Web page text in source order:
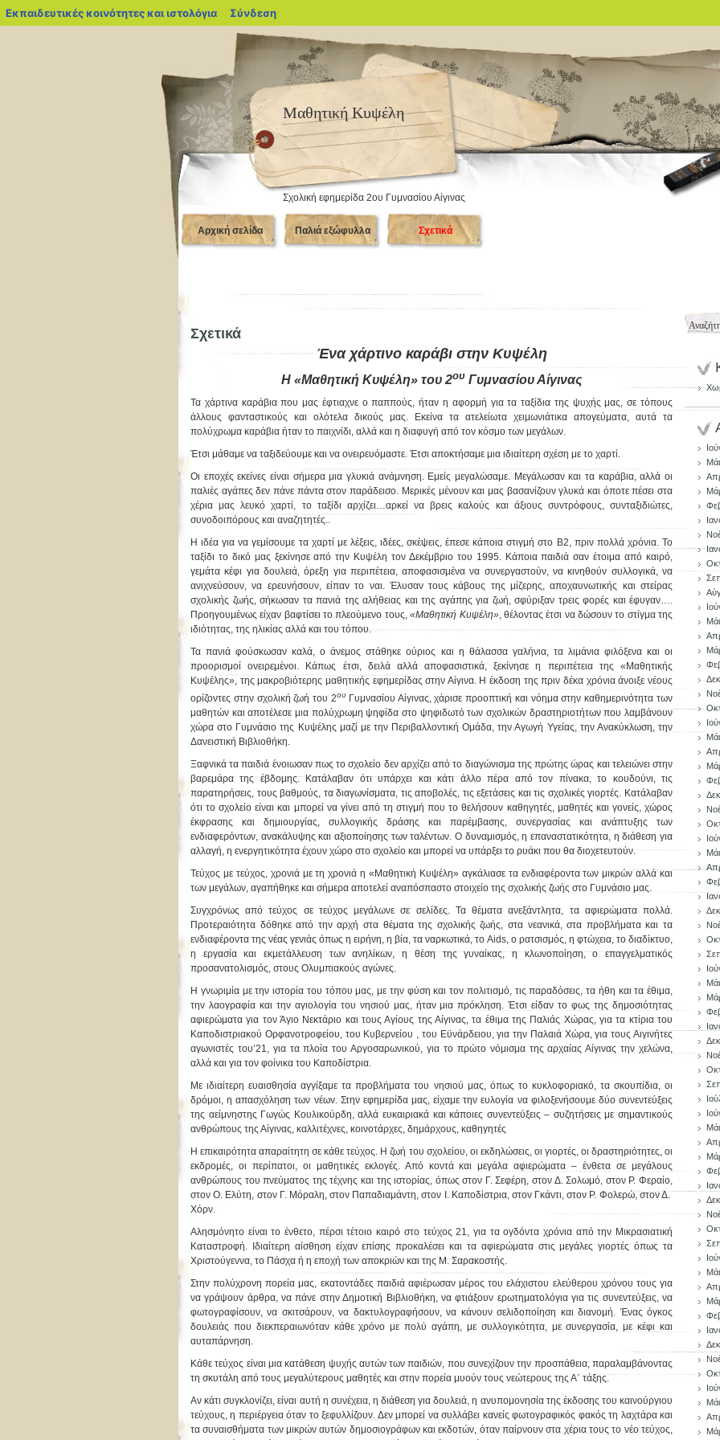
Εκπαιδευτικές κοινότητες και ιστολόγια blogs.sch.gr
Σύνδεση
Μαθητική Κυψέλη
Σχολική εφημερίδα 2ου Γυμνασίου Αίγινας
Αρχική σελίδα Παλιά εξώφυλλα Σχετικά
Σχετικά
Ένα χάρτινο καράβι στην Κυψέλη
Η «Μαθητική Κυψέλη» του 2ου Γυμνασίου Αίγινας
Τα χάρτινα καράβια που μας έφτιαχνε ο παππούς, ήταν η αφορμή για τα ταξίδια της ψυχής μας, σε τόπους
άλλους φανταστικούς και ολότελα δικούς μας. Εκείνα τα ατελείωτα χειμωνιάτικα απογεύματα, αυτά τα
πολύχρωμα καράβια ήταν το παιχνίδι, αλλά και η διαφυγή από τον κόσμο των μεγάλων.
Έτσι μάθαμε να ταξιδεύουμε και να ονειρευόμαστε. Έτσι αποκτήσαμε μια ιδιαίτερη σχέση με το χαρτί.
Οι εποχές εκείνες είναι σήμερα μια γλυκιά ανάμνηση. Εμείς μεγαλώσαμε. Μεγάλωσαν και τα καράβια, αλλά οι
παλιές αγάπες δεν πάνε πάντα στον παράδεισο. Μερικές μένουν και μας βασανίζουν γλυκά και όποτε πέσει στα
χέρια μας λευκό χαρτί, το ταξίδι αρχίζει…αρκεί να βρεις καλούς και άξιους συντρόφους, συνταξιδιώτες,
συνοδοιπόρους και αναζητητές..
Η ιδέα για να γεμίσουμε τα χαρτί με λέξεις, ιδέες, σκέψεις, έπεσε κάποια στιγμή στο Β2, πριν πολλά χρόνια. Το
ταξίδι το δικό μας ξεκίνησε από την Κυψέλη τον Δεκέμβριο του 1995. Κάποια παιδιά σαν έτοιμα από καιρό,
γεμάτα κέφι για δουλειά, όρεξη για περιπέτεια, αποφασισμένα να συνεργαστούν, να κινηθούν συλλογικά, να
ανιχνεύσουν, να ερευνήσουν, είπαν το ναι. Έλυσαν τους κάβους της μίζερης, αποχαυνωτικής και στείρας
σχολικής ζωής, σήκωσαν τα πανιά της αλήθειας και της αγάπης για ζωή, σφύριξαν τρεις φορές και έφυγαν….
Προηγουμένως είχαν βαφτίσει το πλεούμενο τους,«Μαθητική Κυψέλη», θέλοντας έτσι να δώσουν το στίγμα της
ιδιότητας, της ηλικίας αλλά και του τόπου.
Τα πανιά φούσκωσαν καλά, ο άνεμος στάθηκε ούριος και η θάλασσα γαλήνια, τα λιμάνια φιλόξενα και οι
προορισμοί ονειρεμένοι. Κάπως έτσι, δειλά αλλά αποφασιστικά, ξεκίνησε η περιπέτεια της «Μαθητικής
Κυψέλης», της μακροβιότερης μαθητικής εφημερίδας στην Αίγινα. Η έκδοση της πριν δέκα χρόνια άνοιξε νέους
ορίζοντες στην σχολική ζωή του 2ουΓυμνασίου Αίγινας, χάρισε προοπτική και νόημα στην καθημερινότητα των
μαθητών και αποτέλεσε μια πολύχρωμη ψηφίδα στο ψηφιδωτό των σχολικών δραστηριοτήτων που λαμβάνουν
χώρα στο Γυμνάσιο της Κυψέλης μαζί με την Περιβαλλοντική Ομάδα, την Αγωγή Υγείας, την Ανακύκλωση, την
Δανειστική Βιβλιοθήκη.
Ξαφνικά τα παιδιά ένοιωσαν πως το σχολείο δεν αρχίζει από το διαγώνισμα της πρώτης ώρας και τελειώνει στην
βαρεμάρα της έβδομης. Κατάλαβαν ότι υπάρχει και κάτι άλλο πέρα από τον πίνακα, το κουδούνι, τις
παρατηρήσεις, τους βαθμούς, τα διαγωνίσματα, τις αποβολές, τις εξετάσεις και τις σχολικές γιορτές. Κατάλαβαν
ότι το σχολείο είναι και μπορεί να γίνει από τη στιγμή που το θελήσουν καθηγητές, μαθητές και γονείς, χώρος
έκφρασης και δημιουργίας, συλλογικής δράσης και παρέμβασης, συνεργασίας και ανάπτυξης των
ενδιαφερόντων, ανακάλυψης και αξιοποίησης των ταλέντων. Ο δυναμισμός, η επαναστατικότητα, η διάθεση για
αλλαγή, η ενεργητικότητα έχουν χώρο στο σχολείο και μπορεί να υπάρξει το ρυάκι που θα διοχετευτούν.
Τεύχος με τεύχος, χρονιά με τη χρονιά η «Μαθητική Κυψέλη» αγκάλιασε τα ενδιαφέροντα των μικρών αλλά και
των μεγάλων, αγαπήθηκε και σήμερα αποτελεί αναπόσπαστο στοιχείο της σχολικής ζωής στο Γυμνάσιο μας.
Συγχρόνως από τεύχος σε τεύχος μεγάλωνε σε σελίδες. Τα θέματα ανεξάντλητα, τα αφιερώματα πολλά.
Προτεραιότητα δόθηκε από την αρχή στα θέματα της σχολικής ζωής, στα νεανικά, στα προβλήματα και τα
ενδιαφέροντα της νέας γενιάς όπως η ειρήνη, η βία, τα ναρκωτικά, το Aids, ο ρατσισμός, η φτώχεια, το διαδίκτυο,
η εργασία και εκμετάλλευση των ανηλίκων, η θέση της γυναίκας, η κλωνοποίηση, ο επαγγελματικός
προσανατολισμός, στους Ολυμπιακούς αγώνες.
Η γνωριμία με την ιστορία του τόπου μας, με την φύση και τον πολιτισμό, τις παραδόσεις, τα ήθη και τα έθιμα,
την λαογραφία και την αγιολογία του νησιού μας, ήταν μια πρόκληση. Έτσι είδαν το φως της δημοσιότητας
αφιερώματα για τον Άγιο Νεκτάριο και τους Αγίους της Αίγινας, τα έθιμα της Παλιάς Χώρας, για τα κτίρια του
Καποδιστριακού Ορφανοτροφείου, του Κυβερνείου , του Εϋνάρδειου, για την Παλαιά Χώρα, για τους Αιγινήτες
αγωνιστές του’21, για τα πλοία του Αργοσαρωνικού, για το πρώτο νόμισμα της αρχαίας Αίγινας την χελώνα,
αλλά και για τον φοίνικα του Καποδίστρια.
Με ιδιαίτερη ευαισθησία αγγίξαμε τα προβλήματα του νησιού μας, όπως το κυκλοφοριακό, τα σκουπίδια, οι
δρόμοι, η απασχόληση των νέων. Στην εφημερίδα μας, είχαμε την ευλογία να φιλοξενήσουμε δύο συνεντεύξεις
της αείμνηστης Γωγώς Κουλικούρδη, αλλά ευκαιριακά και κάποιες συνεντεύξεις – συζητήσεις με σημαντικούς
ανθρώπους της Αίγινας, καλλιτέχνες, κοινοτάρχες, δημάρχους, καθηγητές
Η επικαιρότητα απαραίτητη σε κάθε τεύχος. Η ζωή του σχολείου, οι εκδηλώσεις, οι γιορτές, οι δραστηριότητες, οι
εκδρομές, οι περίπατοι, οι μαθητικές εκλογές. Από κοντά και μεγάλα αφιερώματα – ένθετα σε μεγάλους
ανθρώπους του πνεύματος της τέχνης και της ιστορίας, όπως στον Γ. Σεφέρη, στον Δ. Σολωμό, στον Ρ. Φεραίο,
στον Ο. Ελύτη, στον Γ. Μόραλη, στον Παπαδιαμάντη, στον Ι. Καποδίστρια, στον Γκάντι, στον Ρ. Φολερώ, στον Δ.
Χόρν.
Αλησμόνητο είναι το ένθετο, πέρσι τέτοιο καιρό στο τεύχος 21, για τα ογδόντα χρόνια από την Μικρασιατική
Καταστροφή. Ιδιαίτερη αίσθηση είχαν επίσης προκαλέσει και τα αφιερώματα στις μεγάλες γιορτές όπως τα
Χριστούγεννα, το Πάσχα ή η εποχή των αποκριών και της Μ. Σαρακοστής.
Στην πολύχρονη πορεία μας, εκατοντάδες παιδιά αφιέρωσαν μέρος του ελάχιστου ελεύθερου χρόνου τους για
να γράψουν άρθρα, να πάνε στην Δημοτική Βιβλιοθήκη, να φτιάξουν ερωτηματολόγια για τις συνεντεύξεις, να
φωτογραφίσουν, να σκιτσάρουν, να δακτυλογραφήσουν, να κάνουν σελιδοποίηση και διανομή. Ένας όγκος
δουλειάς που διεκπεραιωνόταν κάθε χρόνο με πολύ αγάπη, με συλλογικότητα, με συνεργασία, με κέφι και
αυταπάρνηση.
Κάθε τεύχος είναι μια κατάθεση ψυχής αυτών των παιδιών, που συνεχίζουν την προσπάθεια, παραλαμβάνοντας
τη σκυτάλη από τους μεγαλύτερους μαθητές και στην πορεία μυούν τους νεώτερους της Α΄ τάξης.
Αν κάτι συγκλονίζει, είναι αυτή η συνέχεια, η διάθεση για δουλειά, η ανυπομονησία της έκδοσης του καινούργιου
τεύχους, η περιέργεια όταν το ξεφυλλίζουν. Δεν μπορεί να συλλάβει κανείς φωτογραφικός φακός τη λαχτάρα και
τα συναισθήματα των μικρών αυτών δημοσιογράφων και εκδοτών, όταν παίρνουν στα χέρια τους το νέο τεύχος,